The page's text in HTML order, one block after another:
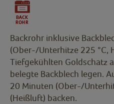
Backrohr inklusive
(Ober-/Unterhitze 225 °C,
Tiefgekühlten Goldschatz
belegte Backblech legen.
20 Minuten (Ober-/
(Heißluft) backen.